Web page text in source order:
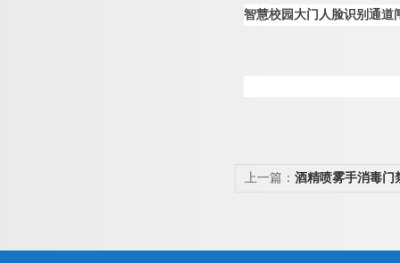
智慧校园大门人脸识别通道
上一篇： 酒精喷雾手消毒门